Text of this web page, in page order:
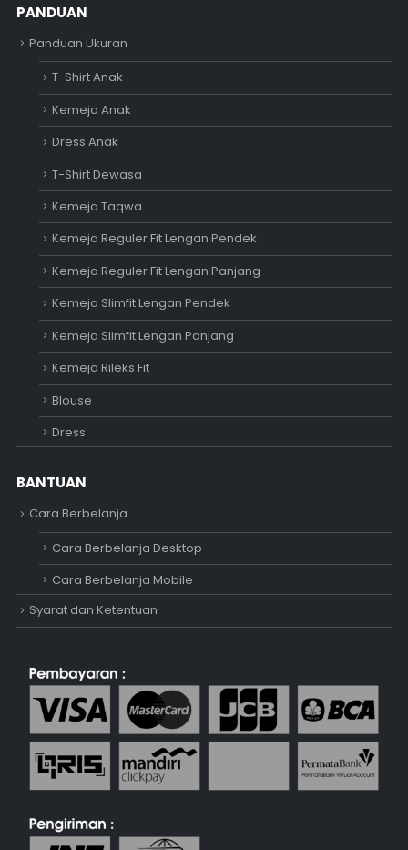
PANDUAN
Panduan Ukuran
T-Shirt Anak
Kemeja Anak
Dress Anak
T-Shirt Dewasa
Kemeja Taqwa
Kemeja Reguler Fit Lengan Pendek
Kemeja Reguler Fit Lengan Panjang
Kemeja Slimfit Lengan Pendek
Kemeja Slimfit Lengan Panjang
Kemeja Rileks Fit
Blouse
Dress
BANTUAN
Cara Berbelanja
Cara Berbelanja Desktop
Cara Berbelanja Mobile
Syarat dan Ketentuan